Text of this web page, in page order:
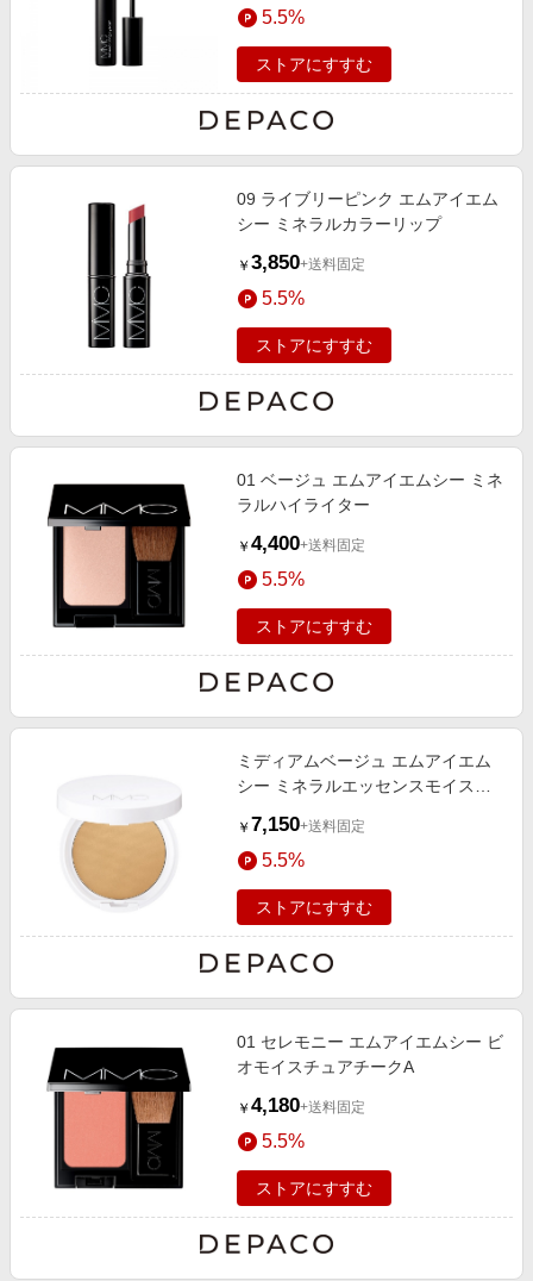
5.5%
ストアにすすむ
09 ライブリーピンク エムアイエム
シー ミネラルカラーリップ
￥ 3,850+送料固定
5.5%
ストアにすすむ
01 ベージュ エムアイエムシー ミネ
ラルハイライター
￥ 4,400+送料固定
5.5%
ストアにすすむ
ミディアムベージュ エムアイエム
シー ミネラルエッセンスモイスト
￥ 7,150+送料固定
5.5%
ストアにすすむ
01 セレモニー エムアイエムシー ビ
オモイスチュアチークA
￥ 4,180+送料固定
5.5%
ストアにすすむ